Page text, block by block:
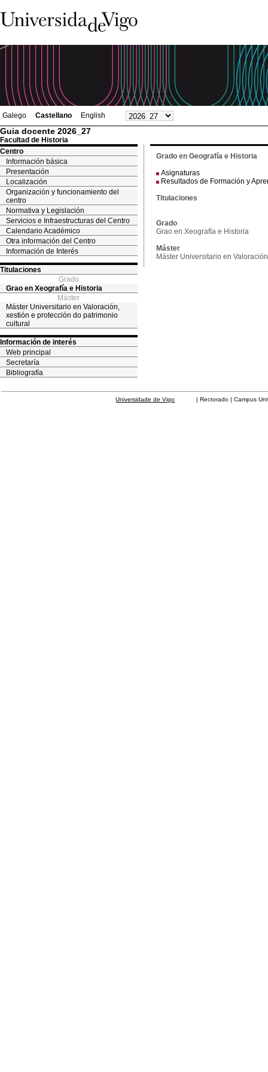
Galego Castellano English
Guia docente 2026_27
Facultad de Historia
Centro
Información básica
Presentación
Localización
Organización y funcionamiento del
centro
Normativa y Legislación
Servicios e Infraestructuras del Centro
Calendario Académico
Otra información del Centro
Información de Interés
Titulaciones
Grado
Grao en Xeografía e Historia
Máster
Máster Universitario en Valoración,
xestión e protección do patrimonio
cultural
Información de interés
Web principal
Secretaría
Bibliografía
Grado en Geografía e Historia
Asignaturas
Resultados de Formación y
Titulaciones
Grado
Grao en Xeografía e Historia
Máster
Máster Universitario en
Universidade de Vigo | Rectorado | Campus